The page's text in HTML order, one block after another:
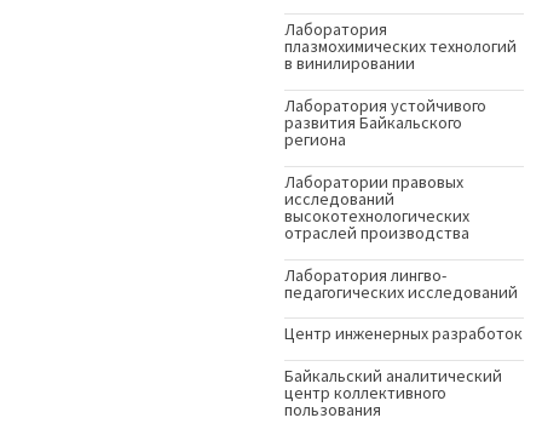
Лаборатория
плазмохимических технологий
в винилировании
Лаборатория устойчивого
развития Байкальского
региона
Лаборатории правовых
исследований
высокотехнологических
отраслей производства
Лаборатория лингво-
педагогических исследований
Центр инженерных разработок
Байкальский аналитический
центр коллективного
пользования